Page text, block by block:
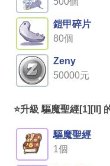
鎧甲碎片
80個
Zeny
50000元
⭐升級 驅魔聖經[1][II]
驅魔聖經
1個